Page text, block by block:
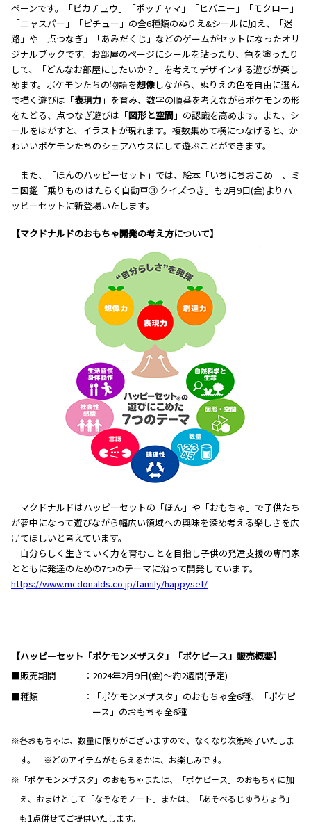
ペーンです。「ピカチュウ」「ポッチャマ」「ヒバニー」「モクロー」
「ニャスパー」「ピチュー」の全6種類のぬりえ&シールに加え、「迷
路」や「点つなぎ」「あみだくじ」などのゲームがセットになったオリ
ジナルブックです。お部屋のページにシールを貼ったり、色を塗ったり
して、「どんなお部屋にしたいか？」を考えてデザインする遊びが楽し
めます。ポケモンたちの物語を想像しながら、ぬりえの色を自由に選ん
で描く遊びは「表現力 」を育み、数字の順番を考えながらポケモンの形
をたどる、点つなぎ遊びは「図形と空間 」の認識を高めます。また、シ
ールをはがすと、イラストが現れます。複数集めて横につなげると、か
わいいポケモンたちのシェアハウスにして遊ぶことができます。
また、「ほんのハッピーセット」では、絵本「いちにちおこめ」、ミ
ニ図鑑「乗りもの はたらく自動車③ クイズつき」も2月9日(金)よりハ
ッピーセットに新登場いたします。
【マクドナルドのおもちゃ開発の考え方について】
マクドナルドはハッピーセットの「ほん」や「おもちゃ」で子供たち
が夢中になって遊びながら幅広い領域への興味を深め考える楽しさを広
げてほしいと考えています。
自分らしく生きていく力を育むことを目指し子供の発達支援の専門家
とともに発達のための7つのテーマに沿って開発しています。
https://www.mcdonalds.co.jp/family/happyset/
【ハッピーセット「ポケモンメザスタ」「ポケピース」販売概要】
■販売期間
2024年2月9日(金)～約2週間(予定)
■種類
「ポケモンメザスタ」のおもちゃ全6種、「ポケピ
ース」のおもちゃ全6種
※各おもちゃは、数量に限りがございますので、なくなり次第終了いたしま
す。 ※どのアイテムがもらえるかは、お楽しみです。
※「ポケモンメザスタ」のおもちゃまたは、「ポケピース」のおもちゃに加
え、おまけとして「なぞなぞノート」または、「あそべるじゆうちょう」
も1点併せてご提供いたします。